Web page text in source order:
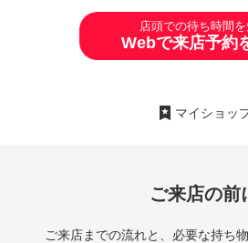
店頭での待ち時間
Webで来店予約
マイショッ
ご来店の前
ご来店までの流れと、必要な持ち